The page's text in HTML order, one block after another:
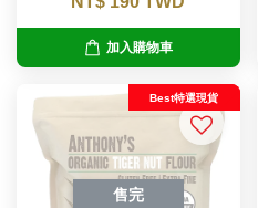
加入購物車
售完
Best特選現貨